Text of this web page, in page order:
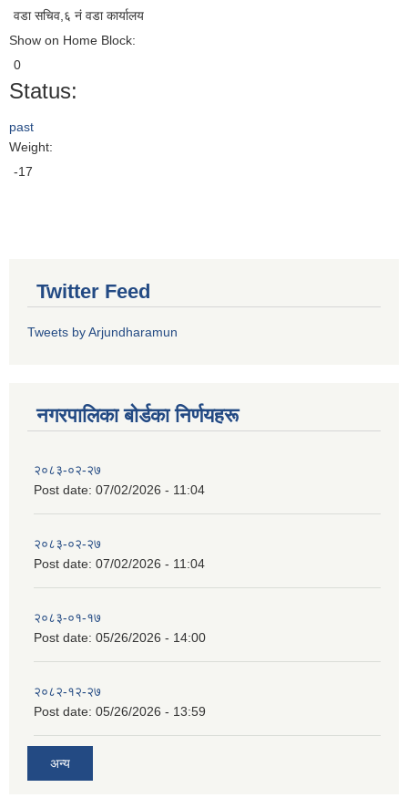
वडा सचिव,६ न‌ं वडा कार्यालय
Show on Home Block:
0
Status:
past
Weight:
-17
Twitter Feed
Tweets by Arjundharamun
नगरपालिका बाेर्डका निर्णयहरू
२०८३-०२-२७
Post date: 07/02/2026 - 11:04
२०८३-०२-२७
Post date: 07/02/2026 - 11:04
२०८३-०१-१७
Post date: 05/26/2026 - 14:00
२०८२-१२-२७
Post date: 05/26/2026 - 13:59
अन्य